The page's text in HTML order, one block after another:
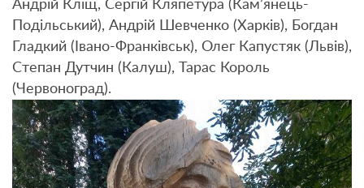
Андрій Кліщ, Сергій Кляпетура (Кам’янець-
Подільський), Андрій Шевченко (Харків), Богдан
Гладкий (Івано-Франківськ), Олег Капустяк (Львів),
Степан Дутчин (Калуш), Тарас Король
(Червоноград).